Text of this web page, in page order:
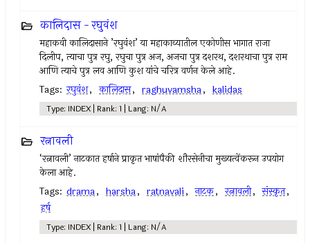
कालिदास - रघुवंश
महाकवी कालिदासाने ’रघुवंश’ या महाकाव्यातील एकोणीस भागात राजा
दिलीप, त्याचा पुत्र रघु, रघुचा पुत्र अज, अजचा पुत्र दशरथ, दशरथाचा पुत्र राम
आणि त्याचे पुत्र लव आणि कुश यांचे चरित्र वर्णन केले आहे.
Tags: रघुवंश, कालिदास, raghuvamsha, kalidas
Type: INDEX | Rank: 1 | Lang: N/A
रत्नावली
‘रत्नावली’ नाटकात हर्षाने प्राकृत भाषांपैकी शौरसेनीचा मुख्यत्वेंकरून उपयोग
केला आहे.
Tags: drama, harsha, ratnavali, नाटक, रत्नावली, संस्कृत,
हर्ष
Type: INDEX | Rank: 1 | Lang: N/A